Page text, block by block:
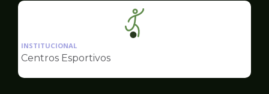
Ilustração
da
Esportes
INSTITUCIONAL
Centros Esportivos